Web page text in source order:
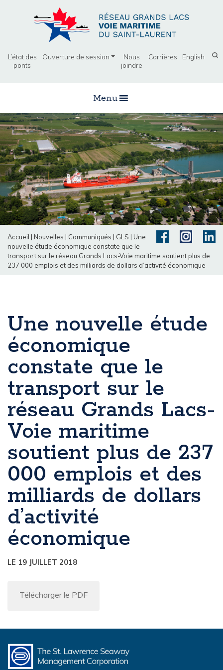
L’état des
ponts
Ouverture de session
Nous
joindre
Carrières English
Menu
Accueil | Nouvelles | Communiqués | GLS | Une
nouvelle étude économique constate que le
transport sur le réseau Grands Lacs-Voie maritime soutient plus de
237 000 emplois et des milliards de dollars d’activité économique
Une nouvelle étude
économique
constate que le
transport sur le
réseau Grands Lacs-
Voie maritime
soutient plus de 237
000 emplois et des
milliards de dollars
d’activité
économique
LE 19 JUILLET 2018
Télécharger le PDF